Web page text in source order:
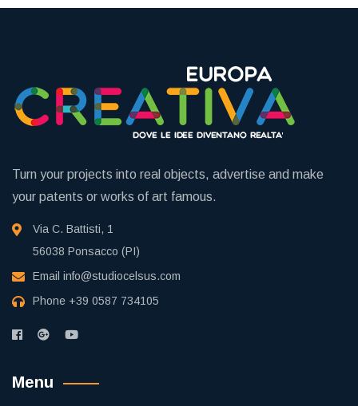
Turn your projects into real objects, advertise and make
your patents or works of art famous.
Via C. Battisti, 1
56038 Ponsacco (PI)
Email info@studiocelsus.com
Phone +39 0587 734105
Menu